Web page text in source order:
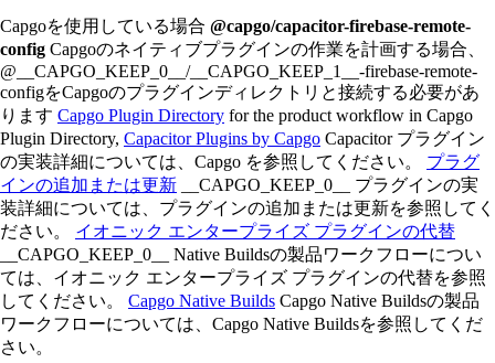
Capgoを使用している場合 @capgo/capacitor-firebase-remote-
config Capgoのネイティブプラグインの作業を計画する場合、
@__CAPGO_KEEP_0__/__CAPGO_KEEP_1__-firebase-remote-
configをCapgoのプラグインディレクトリと接続する必要があ
ります Capgo Plugin Directory for the product workflow in Capgo
Plugin Directory, Capacitor Plugins by Capgo Capacitor プラグイン
の実装詳細については、Capgo を参照してください。 プラグ
インの追加または更新 __CAPGO_KEEP_0__ プラグインの実
装詳細については、プラグインの追加または更新を参照してく
ださい。 イオニック エンタープライズ プラグインの代替
__CAPGO_KEEP_0__ Native Buildsの製品ワークフローについ
ては、イオニック エンタープライズ プラグインの代替を参照
してください。 Capgo Native Builds Capgo Native Buildsの製品
ワークフローについては、Capgo Native Buildsを参照してくだ
さい。